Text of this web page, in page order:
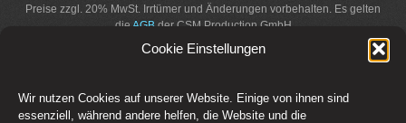
Cookie Einstellungen
Wir nutzen Cookies auf unserer Website. Einige von ihnen sind
essenziell, während andere helfen, die Website und die
Preise zzgl. 20% MwSt. Irrtümer und Änderungen vorbehalten. Es gelten
die AGBder CSM Production GmbH
Bildrechte: CSM Production GmbH, Fotolia / Adobe Stock, sofern nicht
anders angegeben.
Datenschutzbestimmungen
und Nutzungsbedingungen von Google.